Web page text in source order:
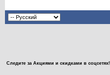
Следите за Акциями и скидками в соцсетях!